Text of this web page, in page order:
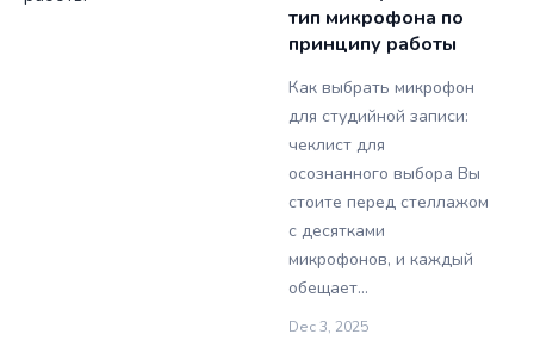
тип микрофона по
принципу работы
Как выбрать микрофон
для студийной записи:
чеклист для
осознанного выбора Вы
стоите перед стеллажом
с десятками
микрофонов, и каждый
обещает…
Dec 3, 2025